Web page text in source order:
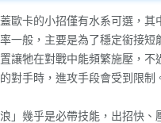
歐卡的小招僅有水系可選，其
一般，主要是為了穩定銜接短
讓牠在對戰中能頻繁施壓，不
對手時，進攻手段會受到限制
」幾乎是必帶技能，出招快、